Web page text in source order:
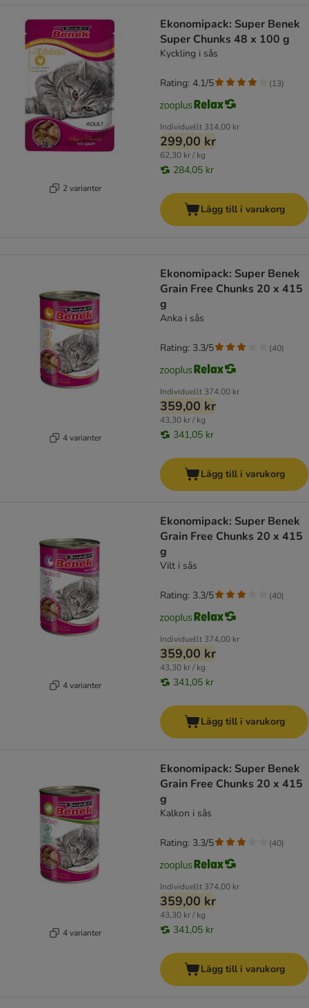
2 varianter
Ekonomipack: Super Benek
Super Chunks 48 x 100 g
Kyckling i sås
Individuellt 314,00 kr
299,00 kr
62,30 kr / kg
284,05 kr
Rating: 4.1/5 (13)
Lägg till i varukorg
4 varianter
Ekonomipack: Super Benek
Grain Free Chunks 20 x 415
g
Anka i sås
Individuellt 374,00 kr
359,00 kr
43,30 kr / kg
341,05 kr
Rating: 3.3/5 (40)
Lägg till i varukorg
4 varianter
Ekonomipack: Super Benek
Grain Free Chunks 20 x 415
g
Vilt i sås
Individuellt 374,00 kr
359,00 kr
43,30 kr / kg
341,05 kr
Rating: 3.3/5 (40)
Lägg till i varukorg
4 varianter
Ekonomipack: Super Benek
Grain Free Chunks 20 x 415
g
Kalkon i sås
Individuellt 374,00 kr
359,00 kr
43,30 kr / kg
341,05 kr
Rating: 3.3/5 (40)
Lägg till i varukorg